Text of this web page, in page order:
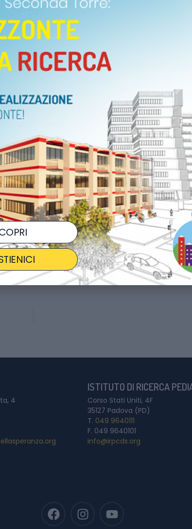
edizione, è organizzata
da vivere all’aria
adatti a tutte le età e
alla Fondazione Città
cura delle malattie
Ti aspettiamo!
Tutto
LUOGO
Malo
COSTO
CONDIVIDI
4
ISTITUTO DI RICERCA
Corso Stati Uniti, 4F
35127 Padova (PD)
T. 049 9640111
F. 049 9640101
info@irpcds.org